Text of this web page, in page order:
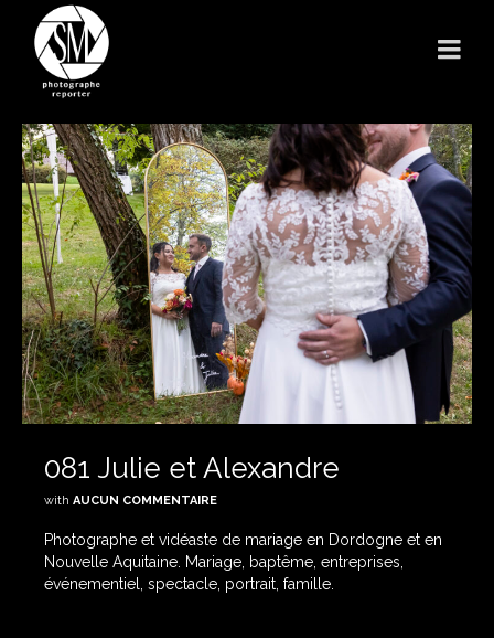
081 Julie et Alexandre
with AUCUN COMMENTAIRE
Photographe et vidéaste de mariage en Dordogne et en
Nouvelle Aquitaine. Mariage, baptême, entreprises,
événementiel, spectacle, portrait, famille.